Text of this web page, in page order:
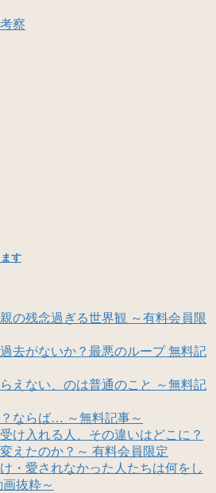
察
す
の残念過ぎる世界観 ～有料会員限
去がないか？最悪のループ 無料記
えない、のは普通のこと ～無料記
ならば… ～無料記事～
け入れる人、その違いはどこに？
えたのか？～ 有料会員限定
・愛されなかった人たちは何をし
抜粋～